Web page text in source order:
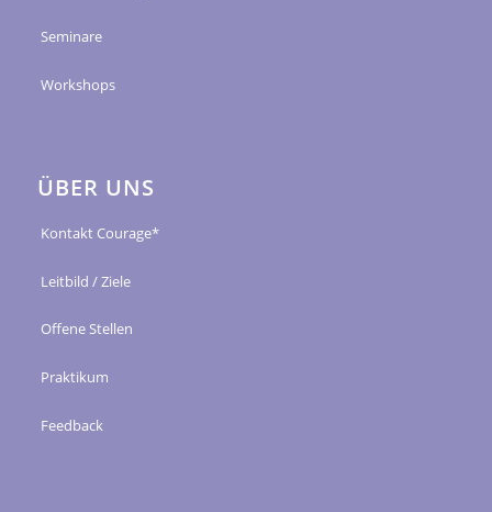
Seminare
Workshops
ÜBER UNS
Kontakt Courage*
Leitbild / Ziele
Offene Stellen
Praktikum
Feedback